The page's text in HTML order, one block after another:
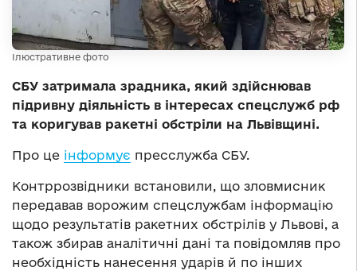
Ілюстративне фото
СБУ затримала зрадника, який здійснював
підривну діяльність в інтересах спецслужб рф
та коригував ракетні обстріли на Львівщині.
Про це інформує пресслужба СБУ.
Контррозвідники встановили, що зловмисник
передавав ворожим спецслужбам інформацію
щодо результатів ракетних обстрілів у Львові, а
також збирав аналітичні дані та повідомляв про
необхідність нанесення ударів й по інших